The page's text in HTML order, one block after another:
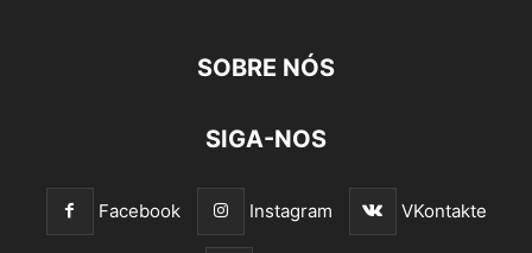
SOBRE NÓS
SIGA-NOS
Facebook Instagram VKontakte